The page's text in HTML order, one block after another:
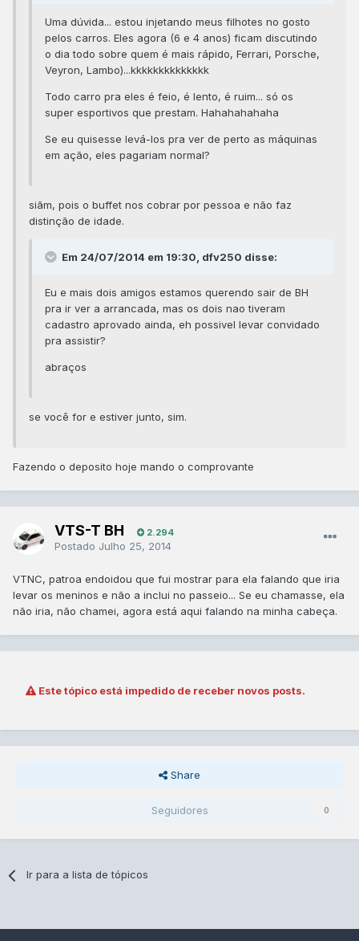
Uma dúvida... estou injetando meus filhotes no gosto
pelos carros. Eles agora (6 e 4 anos) ficam discutindo
o dia todo sobre quem é mais rápido, Ferrari, Porsche,
Veyron, Lambo)...kkkkkkkkkkkkkk
Todo carro pra eles é feio, é lento, é ruim... só os
super esportivos que prestam. Hahahahahaha
Se eu quisesse levá-los pra ver de perto as máquinas
em ação, eles pagariam normal?
siãm, pois o buffet nos cobrar por pessoa e não faz
distinção de idade.
Em 24/07/2014 em 19:30, dfv250 disse:
Eu e mais dois amigos estamos querendo sair de BH
pra ir ver a arrancada, mas os dois nao tiveram
cadastro aprovado ainda, eh possivel levar convidado
pra assistir?
abraços
se você for e estiver junto, sim.
Fazendo o deposito hoje mando o comprovante
VTS-T BH 2.294
Postado Julho 25, 2014
VTNC, patroa endoidou que fui mostrar para ela falando que iria
levar os meninos e não a inclui no passeio... Se eu chamasse, ela
não iria, não chamei, agora está aqui falando na minha cabeça.
Este tópico está impedido de receber novos posts.
Share
Seguidores 0
Ir para a lista de tópicos